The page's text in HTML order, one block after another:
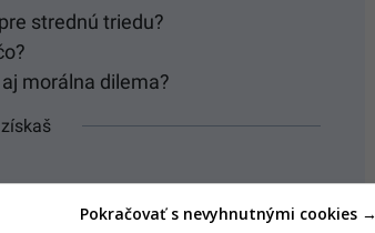
strednú triedu?
morálna dilema?
Pokračovať s nevyhnutnými cookies →